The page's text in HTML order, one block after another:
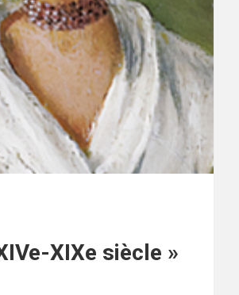
XIXe siècle »